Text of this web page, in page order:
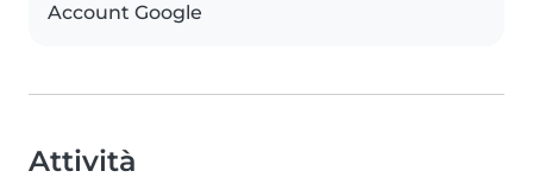
Account Google
Attività